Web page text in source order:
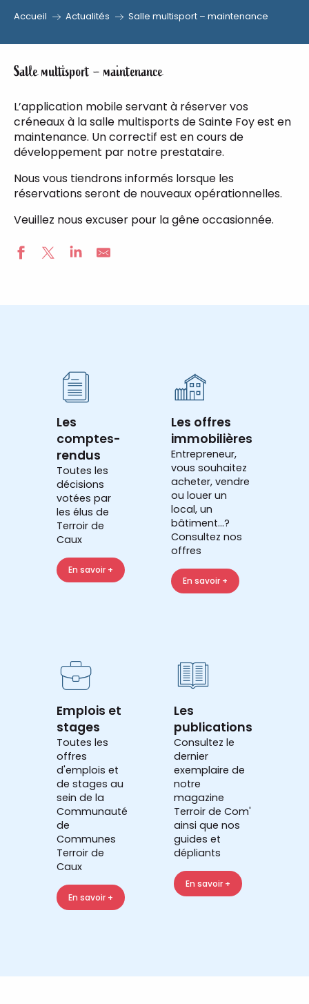
au
contenu
principal
Accueil Actualités Salle multisport – maintenance
Salle multisport – maintenance
L’application mobile servant à réserver vos
créneaux à la salle multisports de Sainte Foy est en
maintenance. Un correctif est en cours de
développement par notre prestataire.
Nous vous tiendrons informés lorsque les
réservations seront de nouveaux opérationnelles.
Veuillez nous excuser pour la gêne occasionnée.
Les
comptes-
rendus
Toutes les
décisions
votées par
les élus de
Terroir de
Caux
En savoir +
Les offres
immobilières
Entrepreneur,
vous souhaitez
acheter, vendre
ou louer un
local, un
bâtiment...?
Consultez nos
offres
En savoir +
Emplois et
stages
Toutes les
offres
d'emplois et
de stages au
sein de la
Communauté
de
Communes
Terroir de
Caux
En savoir +
Les
publications
Consultez le
dernier
exemplaire de
notre
magazine
Terroir de Com'
ainsi que nos
guides et
dépliants
En savoir +